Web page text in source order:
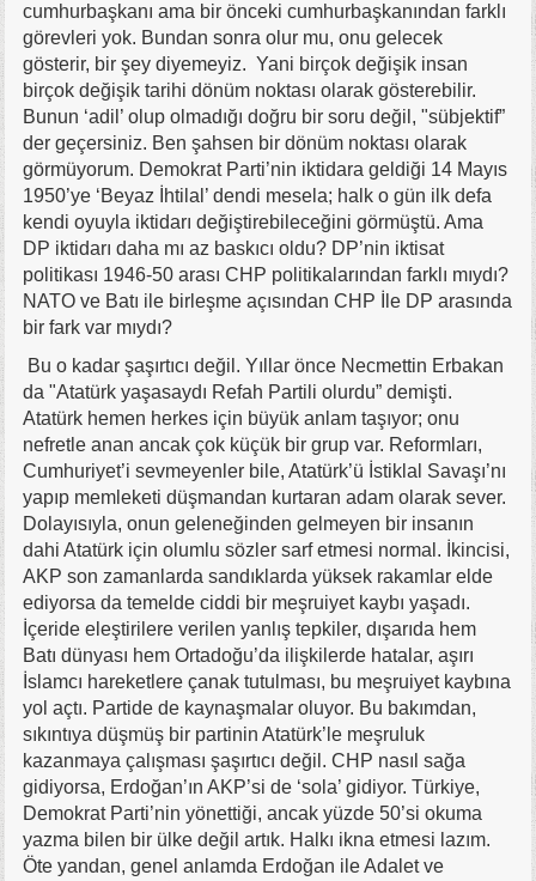
cumhurbaşkanı ama bir önceki cumhurbaşkanından farklı
görevleri yok. Bundan sonra olur mu, onu gelecek
gösterir, bir şey diyemeyiz. Yani birçok değişik insan
birçok değişik tarihi dönüm noktası olarak gösterebilir.
Bunun ‘adil’ olup olmadığı doğru bir soru değil, "sübjektif”
der geçersiniz. Ben şahsen bir dönüm noktası olarak
görmüyorum. Demokrat Parti’nin iktidara geldiği 14 Mayıs
1950’ye ‘Beyaz İhtilal’ dendi mesela; halk o gün ilk defa
kendi oyuyla iktidarı değiştirebileceğini görmüştü. Ama
DP iktidarı daha mı az baskıcı oldu? DP’nin iktisat
politikası 1946-50 arası CHP politikalarından farklı mıydı?
NATO ve Batı ile birleşme açısından CHP İle DP arasında
bir fark var mıydı?
Bu o kadar şaşırtıcı değil. Yıllar önce Necmettin Erbakan
da "Atatürk yaşasaydı Refah Partili olurdu” demişti.
Atatürk hemen herkes için büyük anlam taşıyor; onu
nefretle anan ancak çok küçük bir grup var. Reformları,
Cumhuriyet’i sevmeyenler bile, Atatürk’ü İstiklal Savaşı’nı
yapıp memleketi düşmandan kurtaran adam olarak sever.
Dolayısıyla, onun geleneğinden gelmeyen bir insanın
dahi Atatürk için olumlu sözler sarf etmesi normal. İkincisi,
AKP son zamanlarda sandıklarda yüksek rakamlar elde
ediyorsa da temelde ciddi bir meşruiyet kaybı yaşadı.
İçeride eleştirilere verilen yanlış tepkiler, dışarıda hem
Batı dünyası hem Ortadoğu’da ilişkilerde hatalar, aşırı
İslamcı hareketlere çanak tutulması, bu meşruiyet kaybına
yol açtı. Partide de kaynaşmalar oluyor. Bu bakımdan,
sıkıntıya düşmüş bir partinin Atatürk’le meşruluk
kazanmaya çalışması şaşırtıcı değil. CHP nasıl sağa
gidiyorsa, Erdoğan’ın AKP’si de ‘sola’ gidiyor. Türkiye,
Demokrat Parti’nin yönettiği, ancak yüzde 50’si okuma
yazma bilen bir ülke değil artık. Halkı ikna etmesi lazım.
Öte yandan, genel anlamda Erdoğan ile Adalet ve